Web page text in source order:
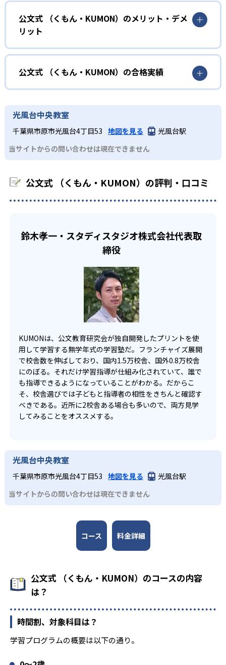
しさを経験できる。
ルステップで進んでいけるよう工夫されている。このスタ
イルは子どもの学習意欲をかき立てるため、教えてもらう
という受け身の姿勢ではなく、自ら進んで学ぶ姿勢を身に
つけられるだろう。
また、自学学習スタイルで学ぶ子どもたちは、自らの学習
課題に気がつくようになる。学年を超えた範囲も学習でき
03 フレキシブルな受講スタイル
KUMONでは、教室が開いている時間内であれば、何曜日に
い中高生にも通室しやすい。また、教室によっては自宅か
小学校に入る準備をしたい幼児向け
KUMONでは細かいステップに分かれた教材で、わかる楽し
さを経験しながら無理なく力を高めていける。
性格や学習への取り組み姿勢に合わせて内容も調整するた
め、小学校に入ってもつまずきにくい学力を身につけられ
るだろう。
中学に向けて苦手教科を克服したい子ども向け
KUMONでは経験豊富な先生が、子どものやる気を引き出せ
る。苦手な科目でも自分で解けた達成感を味わうことで、
少しずつ苦手意識を克服できるだろう。
中学生・高校生
部活や習い事と両立したい生徒向け
宿題の量や進め方に関しては、いつでも気軽に相談可能
公文式 （くもん・KUMON）のメリット・デメ
リット
どんなメリットがある？
KUMONでは自学自習スタイルで勉強するため、集中力や目
標に向かって頑張りやり抜く力を育むことができる。ま
た、年齢や学年にとらわれずに自分の学力に相応したレベ
ルから学習できるため、難しすぎてやる気を損ねたり、簡
単すぎて退屈することもない。
どんなデメリットがある？
KUMONでは、中高生のクラスでも数学・英語・国語の3教
科に限られるため、その他の教科に関しては他塾を検討す
公文式 （くもん・KUMON）の合格実績
KUMONは、公式サイトでは合格実績は公開していない。志
わせたい。
光風台中央教室
千葉県市原市光風台4丁目53 地図を見る
光風台駅
当サイトからの問い合わせは現在できません
公文式 （くもん・KUMON）の評判・口コミ
鈴木孝一・スタディスタジオ株式会社代表取
締役
KUMONは、公文教育研究会が独自開発したプリントを使
用して学習する無学年式の学習塾だ。フランチャイズ展開
で校舎数を伸ばしており、国内1.5万校舎、国外0.8万校舎
にのぼる。それだけ学習指導が仕組み化されていて、誰で
も指導できるようになっていることがわかる。だからこ
そ、校舎選びでは子どもと指導者の相性をきちんと確認す
べきである。近所に2校舎ある場合も多いので、両方見学
してみることをオススメする。
光風台中央教室
千葉県市原市光風台4丁目53 地図を見る
光風台駅
当サイトからの問い合わせは現在できません
コース 料金詳細
公文式 （くもん・KUMON）のコースの内容
は？
時間割、対象科目は？
学習プログラムの概要は以下の通り。